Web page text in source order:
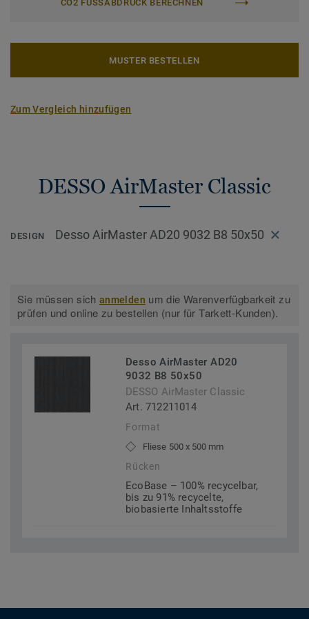
CO2 FUSSABDRUCK BERECHNEN
MUSTER BESTELLEN
Zum Vergleich hinzufügen
DESSO AirMaster Classic
DESIGN Desso AirMaster AD20 9032 B8 50x50
Sie müssen sichanmelden um die Warenverfügbarkeit zu
prüfen und online zu bestellen (nur für Tarkett-Kunden).
Desso AirMaster AD20
9032 B8 50x50
DESSO AirMaster Classic
Art. 712211014
Format
Fliese 500 x 500 mm
Rücken
EcoBase – 100% recycelbar,
bis zu 91% recycelte,
biobasierte Inhaltsstoffe